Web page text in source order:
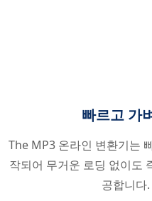
빠르고 가
The MP3 온라인 변환기는
작되어 무거운 로딩 없이도
공합니다.